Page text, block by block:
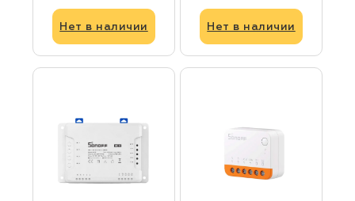
Нет в наличии Нет в наличии